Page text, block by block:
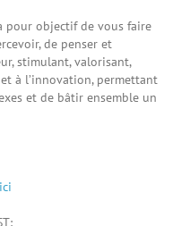
pour objectif de vous faire
de penser et
stimulant, valorisant,
à l’innovation, permettant
et de bâtir ensemble un
ici